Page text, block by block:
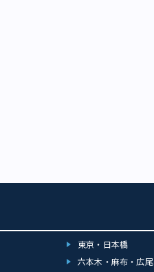
東京・日本橋
六本木・麻布・広尾